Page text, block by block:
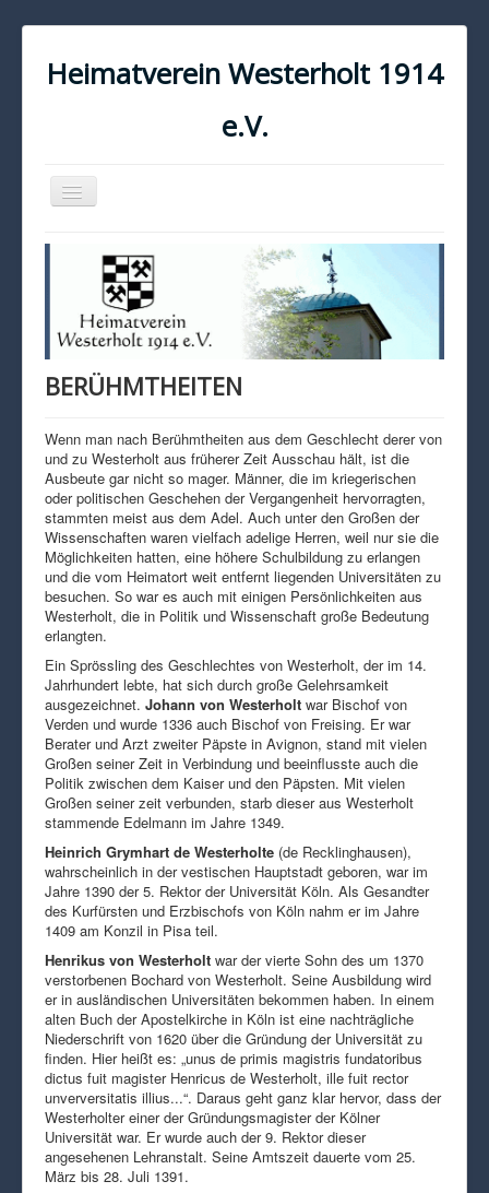
Heimatverein Westerholt 1914
e.V.
Navigation
an/aus
KONTAKT
IMPRESSUM
DATENSCHUTZ
BERÜHMTHEITEN
Wenn man nach Berühmtheiten aus dem Geschlecht derer von
und zu Westerholt aus früherer Zeit Ausschau hält, ist die
Ausbeute gar nicht so mager. Männer, die im kriegerischen
oder politischen Geschehen der Vergangenheit hervorragten,
stammten meist aus dem Adel. Auch unter den Großen der
Wissenschaften waren vielfach adelige Herren, weil nur sie die
Möglichkeiten hatten, eine höhere Schulbildung zu erlangen
und die vom Heimatort weit entfernt liegenden Universitäten zu
besuchen. So war es auch mit einigen Persönlichkeiten aus
Westerholt, die in Politik und Wissenschaft große Bedeutung
erlangten.
Ein Sprössling des Geschlechtes von Westerholt, der im 14.
Jahrhundert lebte, hat sich durch große Gelehrsamkeit
ausgezeichnet. Johann von Westerholt war Bischof von
Verden und wurde 1336 auch Bischof von Freising. Er war
Berater und Arzt zweiter Päpste in Avignon, stand mit vielen
Großen seiner Zeit in Verbindung und beeinflusste auch die
Politik zwischen dem Kaiser und den Päpsten. Mit vielen
Großen seiner zeit verbunden, starb dieser aus Westerholt
stammende Edelmann im Jahre 1349.
Heinrich Grymhart de Westerholte (de Recklinghausen),
wahrscheinlich in der vestischen Hauptstadt geboren, war im
Jahre 1390 der 5. Rektor der Universität Köln. Als Gesandter
des Kurfürsten und Erzbischofs von Köln nahm er im Jahre
1409 am Konzil in Pisa teil.
Henrikus von Westerholt war der vierte Sohn des um 1370
verstorbenen Bochard von Westerholt. Seine Ausbildung wird
er in ausländischen Universitäten bekommen haben. In einem
alten Buch der Apostelkirche in Köln ist eine nachträgliche
Niederschrift von 1620 über die Gründung der Universität zu
finden. Hier heißt es: „unus de primis magistris fundatoribus
dictus fuit magister Henricus de Westerholt, ille fuit rector
unverversitatis illius...“. Daraus geht ganz klar hervor, dass der
Westerholter einer der Gründungsmagister der Kölner
Universität war. Er wurde auch der 9. Rektor dieser
angesehenen Lehranstalt. Seine Amtszeit dauerte vom 25.
März bis 28. Juli 1391.